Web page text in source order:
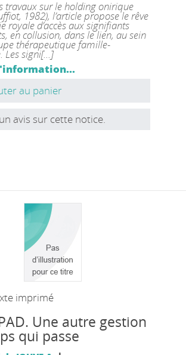
travaux sur le holding onirique
1982), l’article propose le rêve
royale d’accès aux signifiants
en collusion, dans le lien, au sein
thérapeutique famille-
Les signi[...]
au panier
avis sur cette notice.
imprimé
Une autre gestion
qui passe